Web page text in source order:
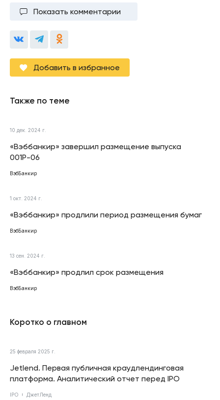
Показать комментарии
Добавить в избранное
Также по теме
10 дек. 2024 г.
«Вэббанкир» завершил размещение выпуска
001Р-06
ВэбБанкир
1 окт. 2024 г.
«Вэббанкир» продлили период размещения бумаг
ВэбБанкир
13 сен. 2024 г.
«Вэббанкир» продлил срок размещения
ВэбБанкир
Коротко о главном
25 февраля 2025 г.
Jetlend. Первая публичная краудлендинговая
платформа. Аналитический отчет перед IPO
IPO ДжетЛенд